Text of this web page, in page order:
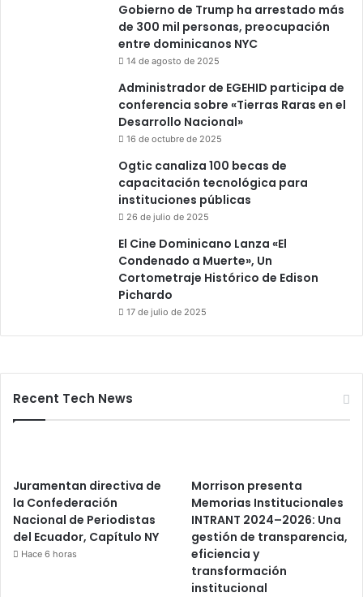
Gobierno de Trump ha arrestado más
de 300 mil personas, preocupación
entre dominicanos NYC
14 de agosto de 2025
Administrador de EGEHID participa de
conferencia sobre «Tierras Raras en el
Desarrollo Nacional»
16 de octubre de 2025
Ogtic canaliza 100 becas de
capacitación tecnológica para
instituciones públicas
26 de julio de 2025
El Cine Dominicano Lanza «El
Condenado a Muerte», Un
Cortometraje Histórico de Edison
Pichardo
17 de julio de 2025
Recent Tech News
Juramentan directiva de
la Confederación
Nacional de Periodistas
del Ecuador, Capítulo NY
Hace 6 horas
Morrison presenta
Memorias Institucionales
INTRANT 2024–2026: Una
gestión de transparencia,
eficiencia y
transformación
institucional